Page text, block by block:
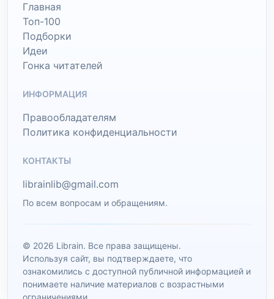
Главная
Топ-100
Подборки
Идеи
Гонка читателей
ИНФОРМАЦИЯ
Правообладателям
Политика конфиденциальности
КОНТАКТЫ
librainlib@gmail.com
По всем вопросам и обращениям.
© 2026 Librain. Все права защищены.
Используя сайт, вы подтверждаете, что
ознакомились с доступной публичной информацией и
понимаете наличие материалов с возрастными